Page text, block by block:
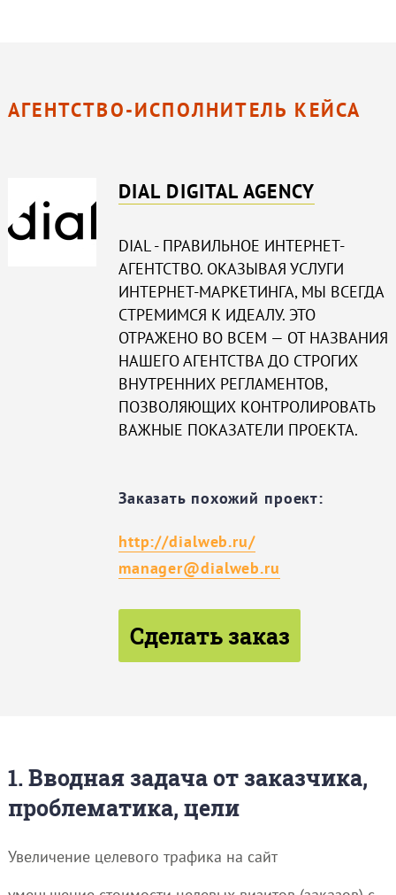
АГЕНТСТВО-ИСПОЛНИТЕЛЬ КЕЙСА
DIAL DIGITAL AGENCY
DIAL - ПРАВИЛЬНОЕ ИНТЕРНЕТ-
АГЕНТСТВО. ОКАЗЫВАЯ УСЛУГИ
ИНТЕРНЕТ-МАРКЕТИНГА, МЫ ВСЕГДА
СТРЕМИМСЯ К ИДЕАЛУ. ЭТО
ОТРАЖЕНО ВО ВСЕМ — ОТ НАЗВАНИЯ
НАШЕГО АГЕНТСТВА ДО СТРОГИХ
ВНУТРЕННИХ РЕГЛАМЕНТОВ,
ПОЗВОЛЯЮЩИХ КОНТРОЛИРОВАТЬ
ВАЖНЫЕ ПОКАЗАТЕЛИ ПРОЕКТА.
Заказать похожий проект:
http://dialweb.ru/
manager@dialweb.ru
Сделать заказ
1. Вводная задача от заказчика,
проблематика, цели
Увеличение целевого трафика на сайт